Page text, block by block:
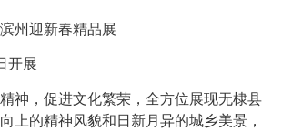
州迎新春精品展
开展
神，促进文化繁荣，全方位展现无棣县
上的精神风貌和日新月异的城乡美景，